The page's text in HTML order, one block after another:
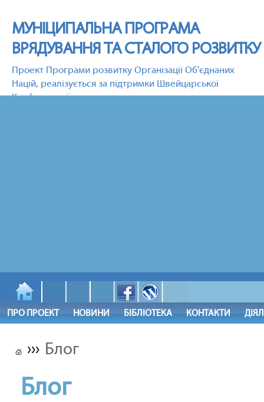
МУНІЦИПАЛЬНА ПРОГРАМА
ВРЯДУВАННЯ ТА СТАЛОГО РОЗВИТКУ
Проект Програми розвитку Організації Об'єднаних
Націй, реалізується за підтримки Швейцарської
Конфедерації
ПРО ПРОЕКТ НОВИНИ БІБЛІОТЕКА КОНТАКТИ
››› Блог
Блог